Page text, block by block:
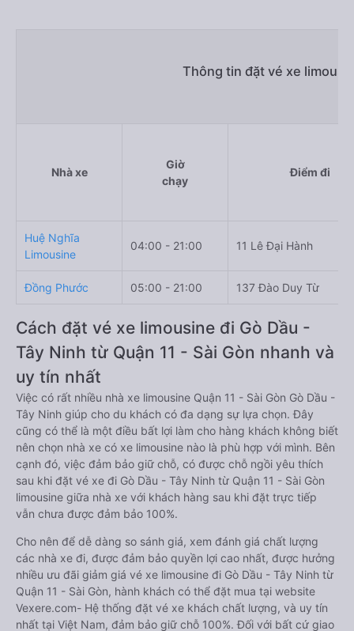
Thông tin đặt vé xe
Nhà xe
Giờ
chạy
Điểm đi
Huệ Nghĩa
Limousine
04:00 - 21:00 11 Lê Đại Hành
Đồng Phước 05:00 - 21:00 137 Đào Duy Từ
Cách đặt vé xe limousine đi Gò Dầu -
Tây Ninh từ Quận 11 - Sài Gòn nhanh và
uy tín nhất
Việc có rất nhiều nhà xe limousine Quận 11 - Sài Gòn Gò Dầu -
Tây Ninh giúp cho du khách có đa dạng sự lựa chọn. Đây
cũng có thể là một điều bất lợi làm cho hàng khách không biết
nên chọn nhà xe có xe limousine nào là phù hợp với mình. Bên
cạnh đó, việc đảm bảo giữ chỗ, có được chỗ ngồi yêu thích
sau khi đặt vé xe đi Gò Dầu - Tây Ninh từ Quận 11 - Sài Gòn
limousine giữa nhà xe với khách hàng sau khi đặt trực tiếp
vẫn chưa được đảm bảo 100%.
Cho nên để dễ dàng so sánh giá, xem đánh giá chất lượng
các nhà xe đi, được đảm bảo quyền lợi cao nhất, được hưởng
nhiều ưu đãi giảm giá vé xe limousine đi Gò Dầu - Tây Ninh từ
Quận 11 - Sài Gòn, hành khách có thể đặt mua tại website
Vexere.com- Hệ thống đặt vé xe khách chất lượng, và uy tín
nhất tại Việt Nam, đảm bảo giữ chỗ 100%. Đối với bất cứ giao